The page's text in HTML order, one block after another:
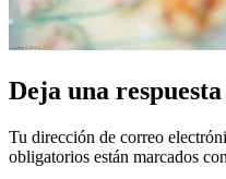
Deja una respuesta
Tu dirección de correo
obligatorios están marcados con